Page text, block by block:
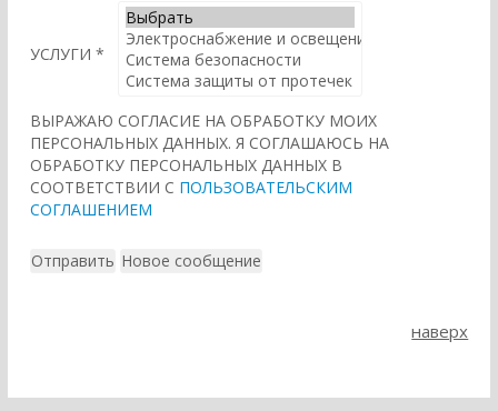
УСЛУГИ *
ВЫРАЖАЮ СОГЛАСИЕ НА ОБРАБОТКУ МОИХ
ПЕРСОНАЛЬНЫХ ДАННЫХ. Я СОГЛАШАЮСЬ НА
ОБРАБОТКУ ПЕРСОНАЛЬНЫХ ДАННЫХ В
СООТВЕТСТВИИ С ПОЛЬЗОВАТЕЛЬСКИМ
СОГЛАШЕНИЕМ
наверх